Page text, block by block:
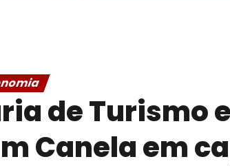
de Turismo
Canela em